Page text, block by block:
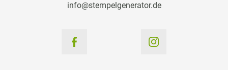
info@stempelgenerator.de